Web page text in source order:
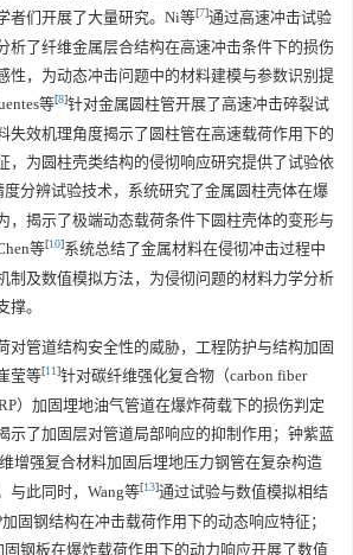
者们开展了大量研究。Ni等[7]通过高速冲击试验
析了纤维金属层合结构在高速冲击条件下的损伤
性，为动态冲击问题中的材料建模与参数识别提
等[8]针对金属圆柱管开展了高速冲击碎裂试
失效机理角度揭示了圆柱管在高速载荷作用下的
，为圆柱壳类结构的侵彻响应研究提供了试验依
度分辨试验技术，系统研究了金属圆柱壳体在爆
，揭示了极端动态载荷条件下圆柱壳体的变形与
等[10]系统总结了金属材料在侵彻冲击过程中
制及数值模拟方法，为侵彻问题的材料力学分析
撑。
对管道结构安全性的威胁，工程防护与结构加固
莹等[11]针对碳纤维强化复合物（carbon fiber
）加固埋地油气管道在爆炸荷载下的损伤判定
示了加固层对管道局部响应的抑制作用；钟紫蓝
增强复合材料加固后埋地压力钢管在复杂构造
与此同时，Wang等[13]通过试验与数值模拟相结
固钢结构在冲击载荷作用下的动态响应特征；
固钢板在爆炸载荷作用下的动力响应开展了数值